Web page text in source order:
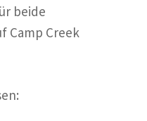
beide
Camp Creek